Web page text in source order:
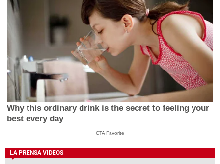
Why this ordinary drink is the secret to feeling your
best every day
CTA Favorite
LA PRENSA VIDEOS